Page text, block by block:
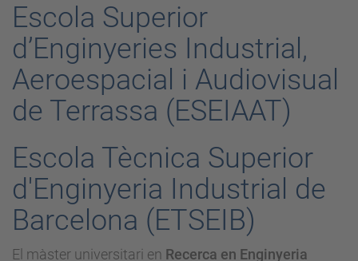
Escola Superior
d’Enginyeries Industrial,
Aeroespacial i Audiovisual
de Terrassa (ESEIAAT)
Escola Tècnica Superior
d'Enginyeria Industrial de
Barcelona (ETSEIB)
El màster universitari en Recerca en Enginyeria